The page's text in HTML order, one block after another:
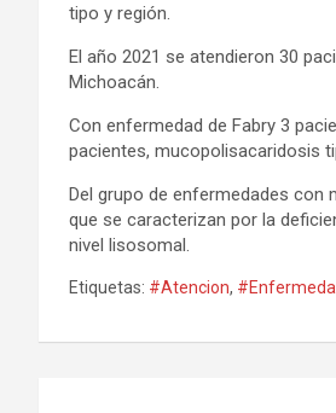
tipo y región.
El año 2021 se atendieron 30
Michoacán.
Con enfermedad de Fabry 3
pacientes, mucopolisacaridosis
Del grupo de enfermedades con
que se caracterizan por la
nivel lisosomal.
Etiquetas: #Atencion,